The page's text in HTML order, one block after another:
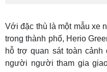
Với đặc thù là một mẫu xe
trong thành phố, Herio
hỗ trợ quan sát toàn
người người tham gia